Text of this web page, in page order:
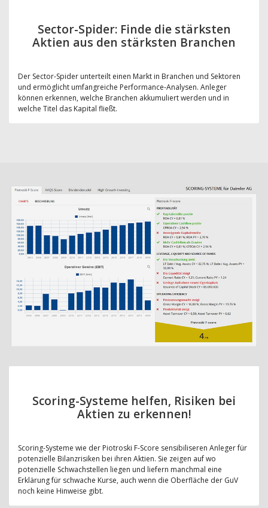
Sector-Spider: Finde die stärksten
Aktien aus den stärksten Branchen
Der Sector-Spider unterteilt einen Markt in Branchen und Sektoren
und ermöglicht umfangreiche Performance-Analysen. Anleger
können erkennen, welche Branchen akkumuliert werden und in
welche Titel das Kapital fließt.
Scoring-Systeme helfen, Risiken bei
Aktien zu erkennen!
Scoring-Systeme wie der Piotroski F-Score sensibiliseren Anleger für
potenzielle Bilanzrisiken bei ihren Aktien. Sie zeigen auf wo
potenzielle Schwachstellen liegen und liefern manchmal eine
Erklärung für schwache Kurse, auch wenn die Oberfläche der GuV
noch keine Hinweise gibt.